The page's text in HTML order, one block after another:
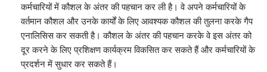
कर्मचारियों में कौशल के अंतर की पहचान कर ली है। वे अपने कर्मचारियों के
वर्तमान कौशल और उनके कार्यों के लिए आवश्यक कौशल की तुलना करके गैप
एनालिसिस कर सकती है। कौशल के अंतर की पहचान करके वे इस अंतर को
दूर करने के लिए प्रशिक्षण कार्यक्रम विकसित कर सकते हैं और कर्मचारियों के
प्रदर्शन में सुधार कर सकते हैं।